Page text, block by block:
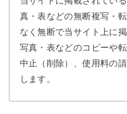
真・表などの無断複写・
なく無断で当サイト上に
写真・表などのコピーや
中止（削除）、使用料の
します。